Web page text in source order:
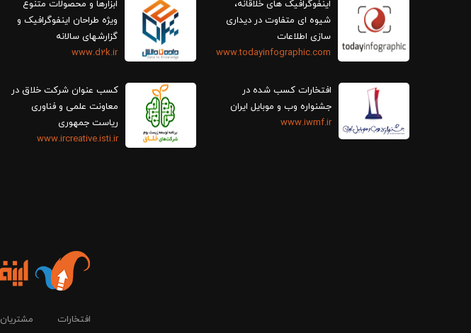
اینفوگرافیک های خلاقانه،
سازی اطلاعات
www.todayinfographic.com
افتخارات کسب شده در
جشنواره وب و موبایل ایران
www.iwmf.ir
ابزارها و محصولات متنوع
ویژه طراحان اینفوگرافیک و
گزارش‎های سالانه
www.d2k.ir
کسب عنوان شرکت خلاق در
معاونت علمی و فناوری
ریاست جمهوری
www.ircreative.isti.ir
افتخارات مشتریان